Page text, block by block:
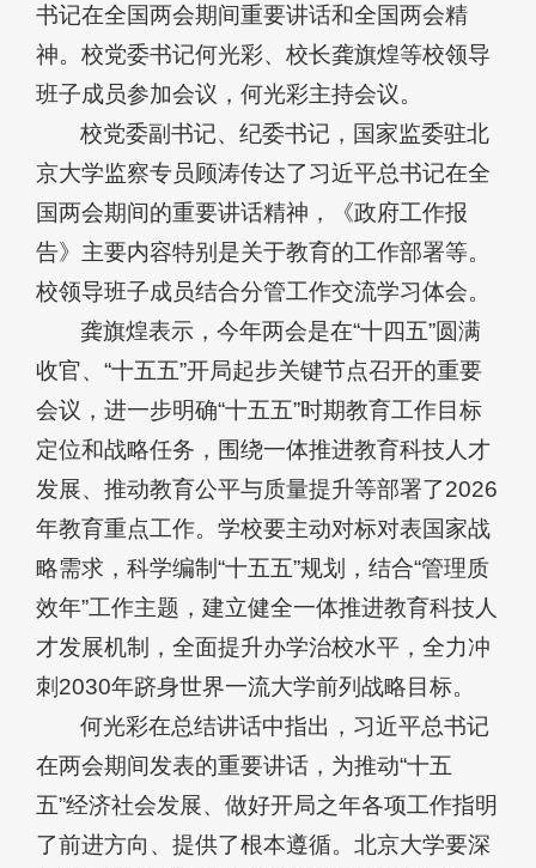
书记在全国两会期间重要讲话和全国两会精
神。校党委书记何光彩、校长龚旗煌等校领导
班子成员参加会议，何光彩主持会议。
校党委副书记、纪委书记，国家监委驻北
京大学监察专员顾涛传达了习近平总书记在全
国两会期间的重要讲话精神，《政府工作报
告》主要内容特别是关于教育的工作部署等。
校领导班子成员结合分管工作交流学习体会。
龚旗煌表示，今年两会是在“十四五”圆满
收官、“十五五”开局起步关键节点召开的重要
会议，进一步明确“十五五”时期教育工作目标
定位和战略任务，围绕一体推进教育科技人才
发展、推动教育公平与质量提升等部署了2026
年教育重点工作。学校要主动对标对表国家战
略需求，科学编制“十五五”规划，结合“管理质
效年”工作主题，建立健全一体推进教育科技人
才发展机制，全面提升办学治校水平，全力冲
刺2030年跻身世界一流大学前列战略目标。
何光彩在总结讲话中指出，习近平总书记
在两会期间发表的重要讲话，为推动“十五
五”经济社会发展、做好开局之年各项工作指明
了前进方向、提供了根本遵循。北京大学要深